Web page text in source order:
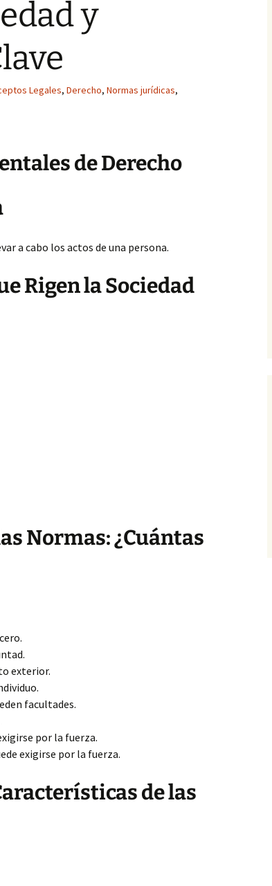
y
Legales, Derecho, Normas jurídicas,
de Derecho
a cabo los actos de una persona.
Rigen la Sociedad
Normas: ¿Cuántas
exterior.
facultades.
por la fuerza.
exigirse por la fuerza.
de las